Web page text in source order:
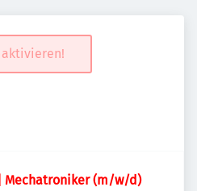
aktivieren!
Mechatroniker (m/w/d)